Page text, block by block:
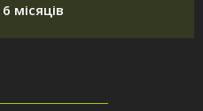
6 місяців